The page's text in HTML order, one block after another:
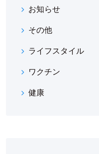
お知らせ
その他
ライフスタイル
ワクチン
健康